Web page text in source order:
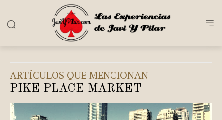
ARTÍCULOS QUE MENCIONAN
PIKE PLACE MARKET